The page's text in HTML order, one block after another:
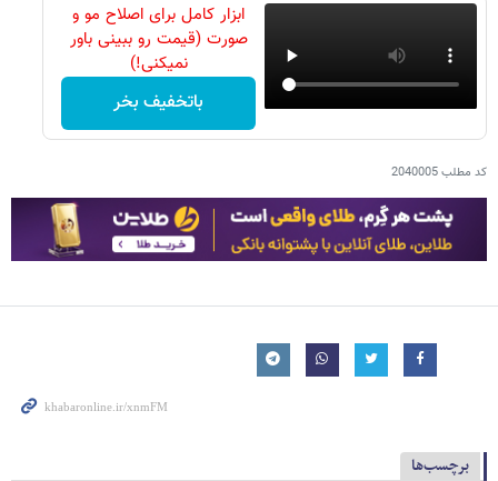
ابزار کامل برای اصلاح مو و
صورت (قیمت رو ببینی باور
نمیکنی!)
باتخفیف بخر
کد مطلب2040005
برچسب‌ها